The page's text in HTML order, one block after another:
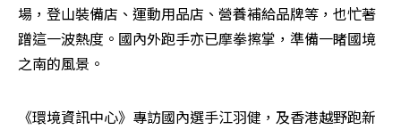
場，登山裝備店、運動用品店、營養補給品牌等，也忙著
蹭這一波熱度。國內外跑手亦已摩拳擦掌，準備一睹國境
之南的風景。
《環境資訊中心》專訪國內選手江羽健，及香港越野跑新